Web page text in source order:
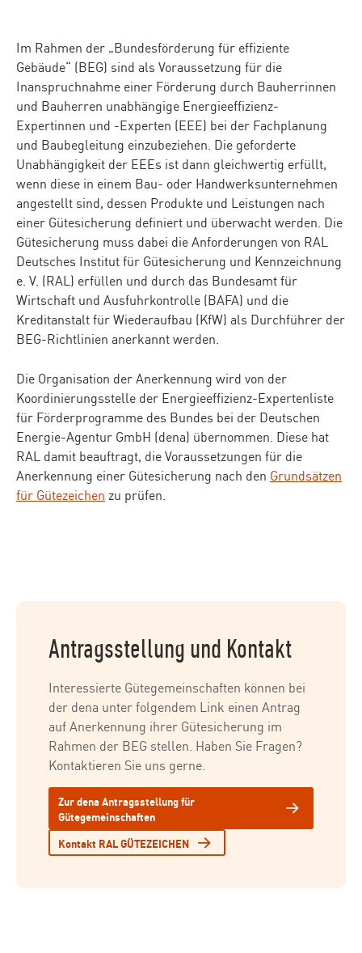
Im Rahmen der „Bundesförderung für effiziente
Gebäude“ (BEG) sind als Voraussetzung für die
Inanspruchnahme einer Förderung durch Bauherrinnen
und Bauherren unabhängige Energieeffizienz-
Expertinnen und -Experten (EEE) bei der Fachplanung
und Baubegleitung einzubeziehen. Die geforderte
Unabhängigkeit der EEEs ist dann gleichwertig erfüllt,
wenn diese in einem Bau- oder Handwerksunternehmen
angestellt sind, dessen Produkte und Leistungen nach
einer Gütesicherung definiert und überwacht werden. Die
Gütesicherung muss dabei die Anforderungen von RAL
Deutsches Institut für Gütesicherung und Kennzeichnung
e. V. (RAL) erfüllen und durch das Bundesamt für
Wirtschaft und Ausfuhrkontrolle (BAFA) und die
Kreditanstalt für Wiederaufbau (KfW) als Durchführer der
BEG-Richtlinien anerkannt werden.
Die Organisation der Anerkennung wird von der
Koordinierungsstelle der Energieeffizienz-Expertenliste
für Förderprogramme des Bundes bei der Deutschen
Energie-Agentur GmbH (dena) übernommen. Diese hat
RAL damit beauftragt, die Voraussetzungen für die
Anerkennung einer Gütesicherung nach den Grundsätzen
für Gütezeichen zu prüfen.
Antragsstellung und Kontakt
Interessierte Gütegemeinschaften können bei
der dena unter folgendem Link einen Antrag
auf Anerkennung ihrer Gütesicherung im
Rahmen der BEG stellen. Haben Sie Fragen?
Kontaktieren Sie uns gerne.
Zur dena Antragsstellung für
Gütegemeinschaften
Kontakt RAL GÜTEZEICHEN